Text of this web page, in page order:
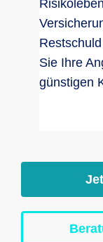
Sie Ihre
günstigen